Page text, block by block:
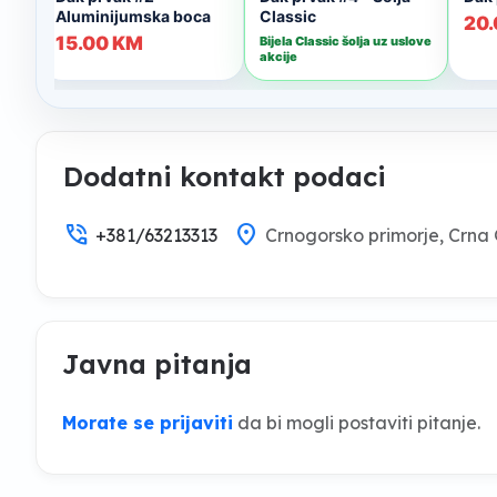
Dodatni kontakt podaci
phone_in_talk +381/63213313 location_on Crnogorsko primorje, Crna
Javna pitanja
Morate se prijaviti da bi mogli postaviti pitanje.